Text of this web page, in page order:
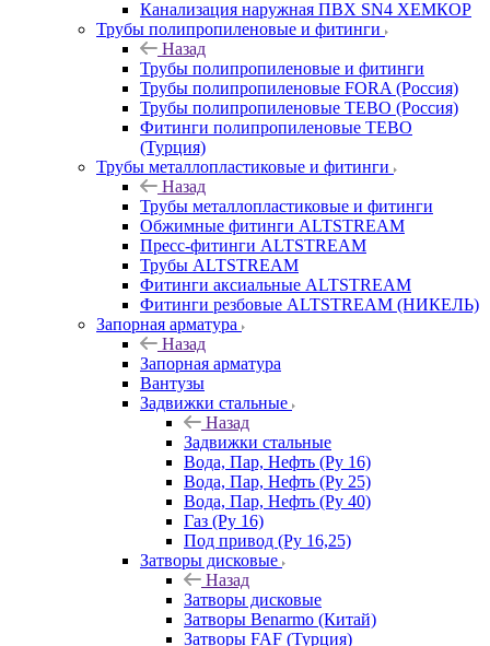
Канализация наружная ПВХ SN4 ХЕМКОР
Трубы полипропиленовые и фитинги
Назад
Трубы полипропиленовые и фитинги
Трубы полипропиленовые FORA (Россия)
Трубы полипропиленовые TEBO (Россия)
Фитинги полипропиленовые TEBO
(Турция)
Трубы металлопластиковые и фитинги
Назад
Трубы металлопластиковые и фитинги
Обжимные фитинги ALTSTREAM
Пресс-фитинги ALTSTREAM
Трубы ALTSTREAM
Фитинги аксиальные ALTSTREAM
Фитинги резбовые ALTSTREAM (НИКЕЛЬ)
Запорная арматура
Назад
Запорная арматура
Вантузы
Задвижки стальные
Назад
Задвижки стальные
Вода, Пар, Нефть (Ру 16)
Вода, Пар, Нефть (Ру 25)
Вода, Пар, Нефть (Ру 40)
Газ (Ру 16)
Под привод (Ру 16,25)
Затворы дисковые
Назад
Затворы дисковые
Затворы Benarmo (Китай)
Затворы FAF (Турция)